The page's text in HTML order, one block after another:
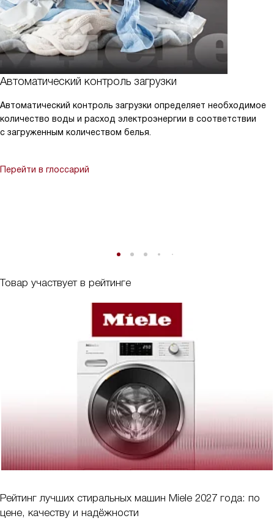
Товар участвует в рейтинге
Рейтинг лучших стиральных машин Miele 2027 года: по
цене, качеству и надёжности
Автоматический контроль загрузки
Автоматический контроль загрузки определяет необходимое
количество воды и расход электроэнергии в соответствии
с загруженным количеством белья.
Перейти в глоссарий